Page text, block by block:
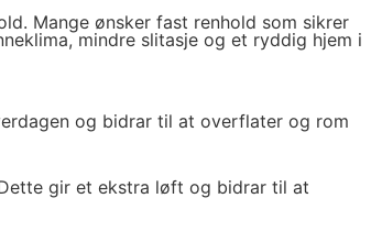
Mange ønsker fast renhold som sikrer
mindre slitasje og et ryddig hjem i
og bidrar til at overflater og rom
gir et ekstra løft og bidrar til at